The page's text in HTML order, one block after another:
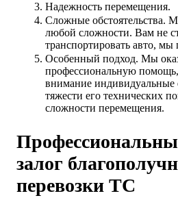
Надежность перемещения.
Сложные обстоятельства.
любой сложности. Вам не
транспортировать авто, мы
Особенный подход. Мы
профессиональную
внимание индивидуальные
тяжести его технических
сложности перемещения.
залог
перевозки ТС